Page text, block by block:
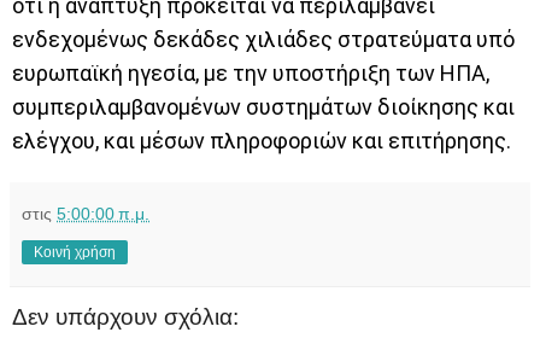
ότι η ανάπτυξη πρόκειται να περιλαμβάνει
ενδεχομένως δεκάδες χιλιάδες στρατεύματα υπό
ευρωπαϊκή ηγεσία, με την υποστήριξη των ΗΠΑ,
συμπεριλαμβανομένων συστημάτων διοίκησης και
ελέγχου, και μέσων πληροφοριών και επιτήρησης.
στις 5:00:00 π.μ.
Κοινή χρήση
Δεν υπάρχουν σχόλια: